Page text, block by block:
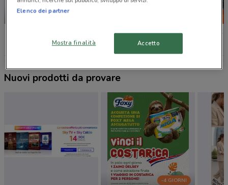
SCADE OGGI
Euronics
Nuovi prodotti da provare
-4 GIORNI
Elenco dei partner
Mostra finalità Accetto